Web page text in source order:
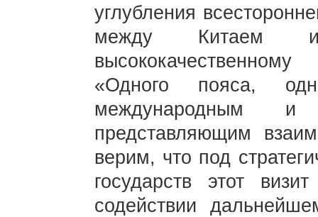
углубления
между Китаем и
«Одного пояса,
международным и
представляющим
верим, что под
государств этот
содействии